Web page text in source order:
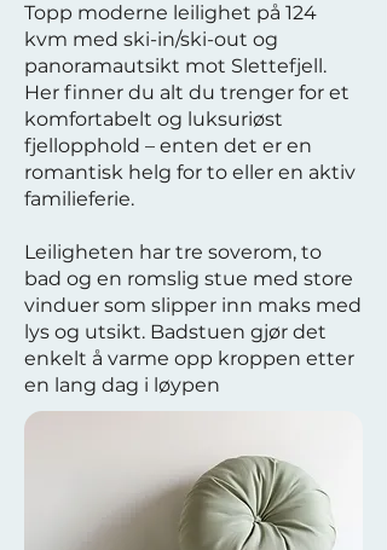
Topp moderne leilighet på 124
kvm med ski-in/ski-out og
panoramautsikt mot Slettefjell.
Her finner du alt du trenger for et
komfortabelt og luksuriøst
fjellopphold – enten det er en
romantisk helg for to eller en aktiv
familieferie.
Leiligheten har tre soverom, to
bad og en romslig stue med store
vinduer som slipper inn maks med
lys og utsikt. Badstuen gjør det
enkelt å varme opp kroppen etter
en lang dag i løypen